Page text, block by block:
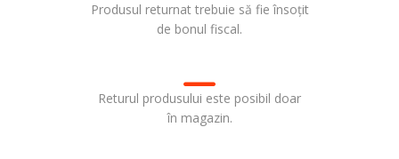
Produsul returnat trebuie să fie însoțit
de bonul fiscal.
Returul produsului este posibil doar
în magazin.